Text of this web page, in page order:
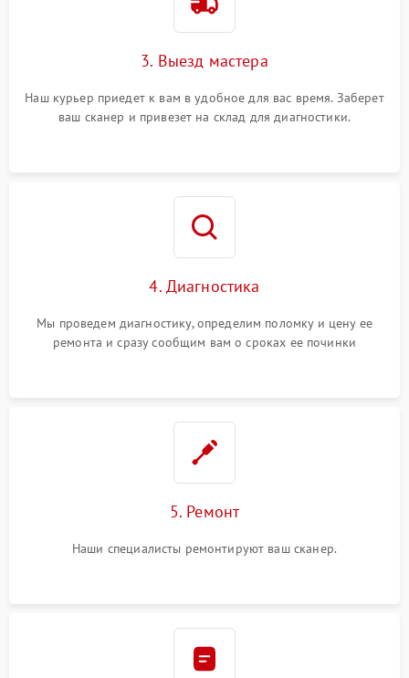
3. Выезд мастера
Наш курьер приедет к вам в удобное для вас время. Заберет
ваш сканер и привезет на склад для диагностики.
4. Диагностика
Мы проведем диагностику, определим поломку и цену ее
ремонта и сразу сообщим вам о сроках ее починки
5. Ремонт
Наши специалисты ремонтируют ваш сканер.